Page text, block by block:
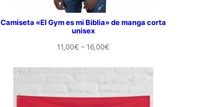
Camiseta «El Gym es mi Biblia» de manga corta
unisex
11,00€ – 16,00€Rango
desde
11,00€